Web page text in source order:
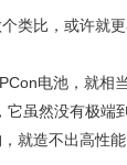
类比，或许就
电池，就相
虽然没有极端
就造不出高性能